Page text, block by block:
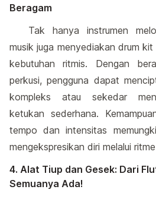
Beragam
Tak hanya instrumen
musik juga menyediakan drum
kebutuhan ritmis. Dengan
perkusi, pengguna dapat
kompleks atau sekedar
ketukan sederhana.
tempo dan intensitas
mengekspresikan diri melalui
4. Alat Tiup dan Gesek: Dari
Semuanya Ada!